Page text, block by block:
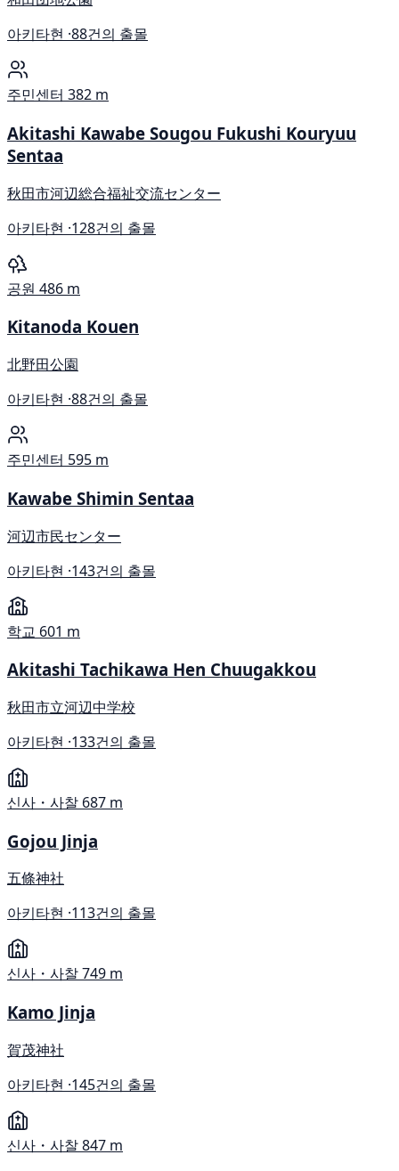
아키타현 ·88건의 출몰
주민센터 382 m
Akitashi Kawabe Sougou Fukushi Kouryuu
Sentaa
秋田市河辺総合福祉交流センター
아키타현 ·128건의 출몰
공원 486 m
Kitanoda Kouen
北野田公園
아키타현 ·88건의 출몰
주민센터 595 m
Kawabe Shimin Sentaa
河辺市民センター
아키타현 ·143건의 출몰
학교 601 m
Akitashi Tachikawa Hen Chuugakkou
秋田市立河辺中学校
아키타현 ·133건의 출몰
신사・사찰 687 m
Gojou Jinja
五條神社
아키타현 ·113건의 출몰
신사・사찰749 m
Kamo Jinja
賀茂神社
아키타현 ·145건의 출몰
신사・사찰847 m